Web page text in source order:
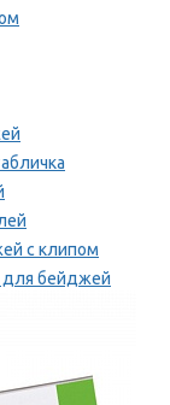
с клипом
для бейджей